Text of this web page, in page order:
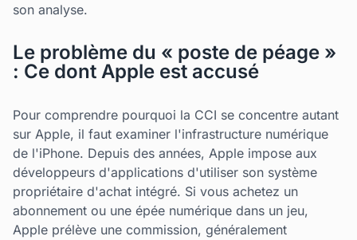
son analyse.
Le problème du « poste de péage »
: Ce dont Apple est accusé
Pour comprendre pourquoi la CCI se concentre autant
sur Apple, il faut examiner l'infrastructure numérique
de l'iPhone. Depuis des années, Apple impose aux
développeurs d'applications d'utiliser son système
propriétaire d'achat intégré. Si vous achetez un
abonnement ou une épée numérique dans un jeu,
Apple prélève une commission, généralement